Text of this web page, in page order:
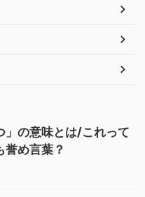
」の意味とは/これって
誉め言葉？